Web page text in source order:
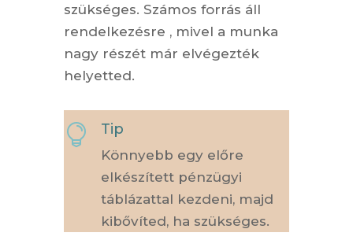
szükséges. Számos forrás áll
rendelkezésre , mivel a munka
nagy részét már elvégezték
helyetted.
 Tip
Könnyebb egy előre
elkészített pénzügyi
táblázattal kezdeni, majd
kibővíted, ha szükséges.